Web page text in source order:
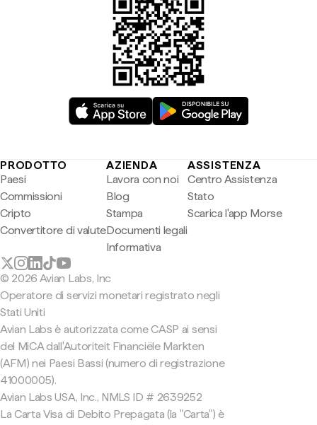
PRODOTTO
Paesi
Commissioni
Cripto
Convertitore di valute
AZIENDA
Lavora con noi
Blog
Stampa
Documenti legali
Informativa
ASSISTENZA
Centro Assistenza
Stato
Scarica l'app Morse
© 2026 Avian Labs, Inc
Operatore di servizi monetari registrato negli
Stati Uniti
Avian Labs è autorizzata come CASP ai sensi
del MiCA dall'Autoriteit Financiële Markten
(AFM) nei Paesi Bassi (numero di registrazione
41000005).
Avian Labs USA, Inc., NMLS ID # 2639252
La Carta Visa di Debito Prepagata (la "Carta") è